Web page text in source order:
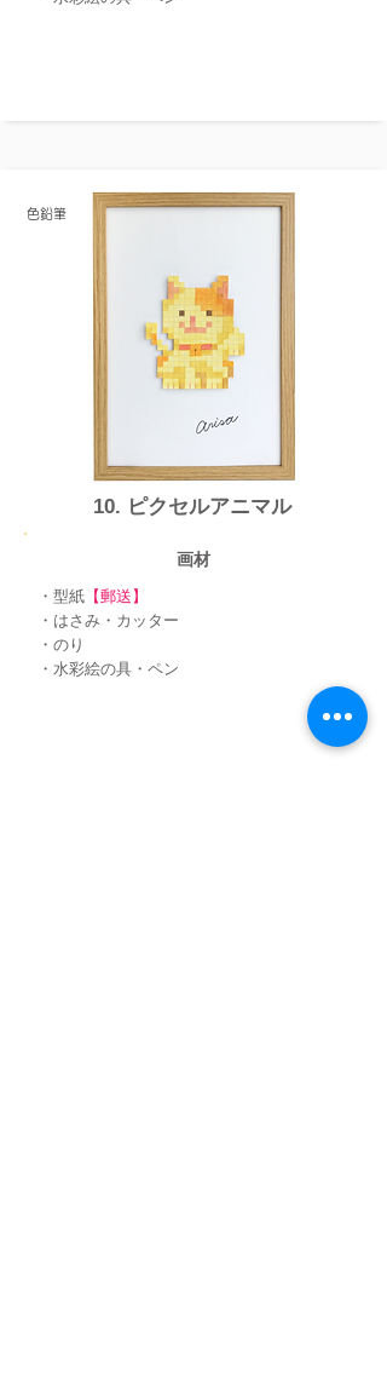
色鉛筆
​10. ピクセルアニマル
画材
・型紙 【郵送】
・はさみ・カッター
・のり
・水彩絵の具・ペン​